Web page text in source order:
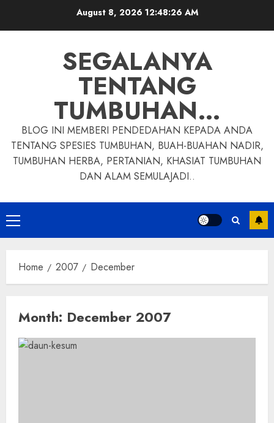
August 8, 202612:48:27 AM
SEGALANYA
TENTANG
TUMBUHAN…
BLOG INI MEMBERI PENDEDAHAN KEPADA ANDA
TENTANG SPESIES TUMBUHAN, BUAH-BUAHAN NADIR,
TUMBUHAN HERBA, PERTANIAN, KHASIAT TUMBUHAN
DAN ALAM SEMULAJADI..
Primary
Menu
Home 2007 December
Month: December 2007